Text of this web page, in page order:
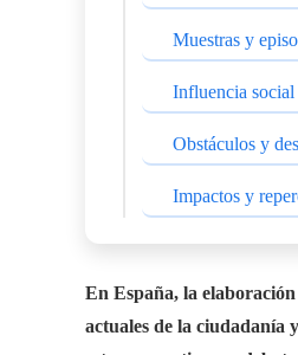
Muestras y
Influencia
Obstáculos y
Impactos y
En España, la
actuales de la ciudadanía